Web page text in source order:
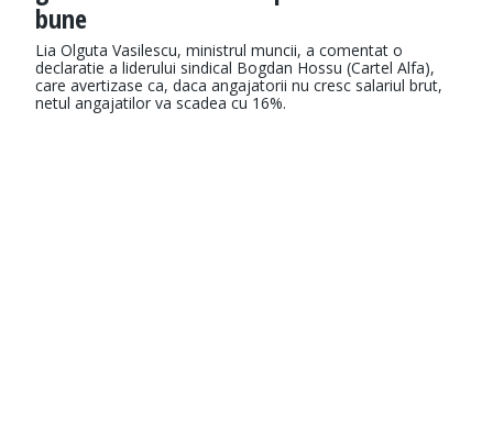
bune
Lia Olguta Vasilescu, ministrul muncii, a comentat o
declaratie a liderului sindical Bogdan Hossu (Cartel Alfa),
care avertizase ca, daca angajatorii nu cresc salariul brut,
netul angajatilor va scadea cu 16%.